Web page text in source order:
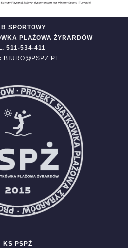
SPORTOWY
PLAŻOWA ŻYRARDÓW
511-534-411
BIURO@PSPZ.PL
KS PSPŻ